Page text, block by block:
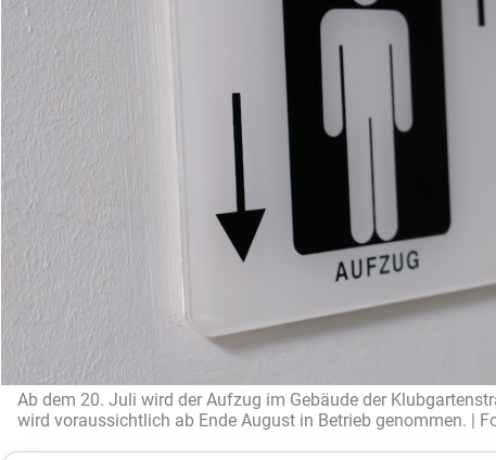
Ab dem 20. Juli wird der Aufzug im Gebäude der
wird voraussichtlich ab Ende August in Betrieb genommen. |